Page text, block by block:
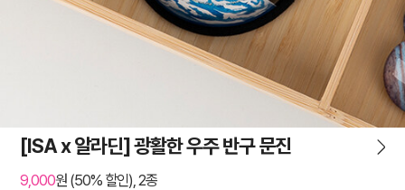
[ISA x 알라딘] 광활한 우주 반구 문진
9,000원 (50% 할인), 2종